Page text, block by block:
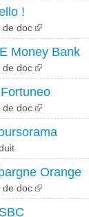
!
de doc
Money Bank
de doc
de doc
Orange
de doc